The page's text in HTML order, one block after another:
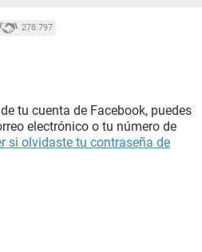
278.797
tu cuenta de Facebook, puedes
electrónico o tu número de
si olvidaste tu contraseña de